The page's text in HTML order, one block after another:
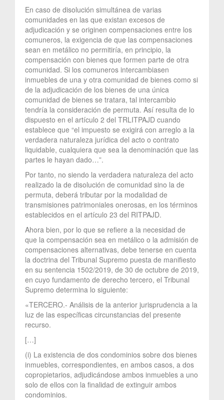
En caso de disolución simultánea de varias
comunidades en las que existan excesos de
adjudicación y se originen compensaciones entre los
comuneros, la exigencia de que las compensaciones
sean en metálico no permitiría, en principio, la
compensación con bienes que formen parte de otra
comunidad. Si los comuneros intercambiasen
inmuebles de una y otra comunidad de bienes como si
de la adjudicación de los bienes de una única
comunidad de bienes se tratara, tal intercambio
tendría la consideración de permuta. Así resulta de lo
dispuesto en el artículo 2 del TRLITPAJD cuando
establece que “el impuesto se exigirá con arreglo a la
verdadera naturaleza jurídica del acto o contrato
liquidable, cualquiera que sea la denominación que las
partes le hayan dado…”.
Por tanto, no siendo la verdadera naturaleza del acto
realizado la de disolución de comunidad sino la de
permuta, deberá tributar por la modalidad de
transmisiones patrimoniales onerosas, en los términos
establecidos en el artículo 23 del RITPAJD.
Ahora bien, por lo que se refiere a la necesidad de
que la compensación sea en metálico o la admisión de
compensaciones alternativas, debe tenerse en cuenta
la doctrina del Tribunal Supremo puesta de manifiesto
en su sentencia 1502/2019, de 30 de octubre de 2019,
en cuyo fundamento de derecho tercero, el Tribunal
Supremo determina lo siguiente:
«TERCERO.- Análisis de la anterior jurisprudencia a la
luz de las específicas circunstancias del presente
recurso.
[…]
(i) La existencia de dos condominios sobre dos bienes
inmuebles, correspondientes, en ambos casos, a dos
copropietarios, adjudicándose ambos inmuebles a uno
solo de ellos con la finalidad de extinguir ambos
condominios.